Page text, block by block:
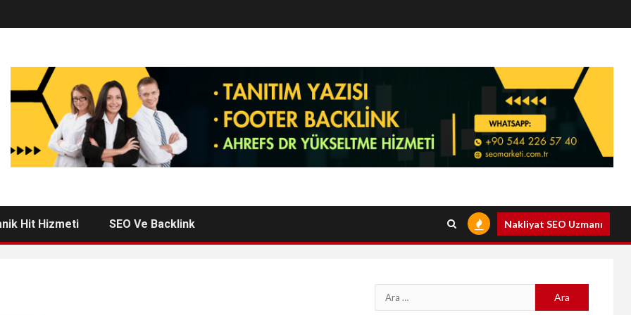
Hit Hizmeti SEO Ve Backlink Nakliyat SEO Uzmanı
Arama: